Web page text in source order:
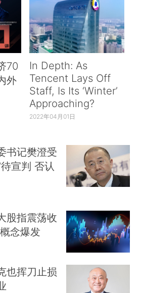
70
外
In Depth: As
Tencent Lays Off
Staff, Is Its ‘Winter’
Approaching?
2022年04月01日
书记樊澄受
宣判 否认
股指震荡收
念爆发
也挥刀止损